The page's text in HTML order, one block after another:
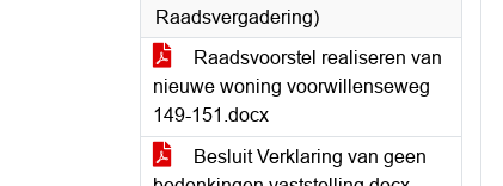
Raadsvergadering)
Raadsvoorstel realiseren van
nieuwe woning voorwillenseweg
149-151.docx
Besluit Verklaring van geen